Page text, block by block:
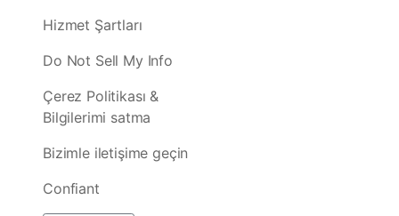
Hizmet Şartları
Do Not Sell My Info
Çerez Politikası &
Bilgilerimi satma
Bizimle iletişime geçin
Confiant